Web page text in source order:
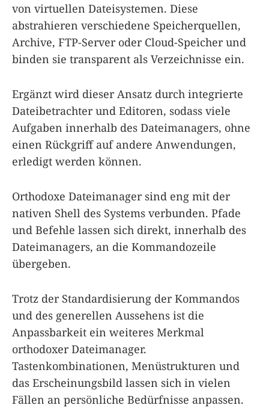
von virtuellen Dateisystemen. Diese
abstrahieren verschiedene Speicherquellen,
Archive, FTP-Server oder Cloud-Speicher und
binden sie transparent als Verzeichnisse ein.
Ergänzt wird dieser Ansatz durch integrierte
Dateibetrachter und Editoren, sodass viele
Aufgaben innerhalb des Dateimanagers, ohne
einen Rückgriff auf andere Anwendungen,
erledigt werden können.
Orthodoxe Dateimanager sind eng mit der
nativen Shell des Systems verbunden. Pfade
und Befehle lassen sich direkt, innerhalb des
Dateimanagers, an die Kommandozeile
übergeben.
Trotz der Standardisierung der Kommandos
und des generellen Aussehens ist die
Anpassbarkeit ein weiteres Merkmal
orthodoxer Dateimanager.
Tastenkombinationen, Menüstrukturen und
das Erscheinungsbild lassen sich in vielen
Fällen an persönliche Bedürfnisse anpassen.